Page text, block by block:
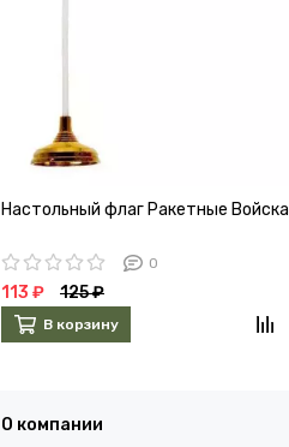
Настольный флаг Ракетные Войска
0
113 ₽ 125 ₽
В корзину
О компании